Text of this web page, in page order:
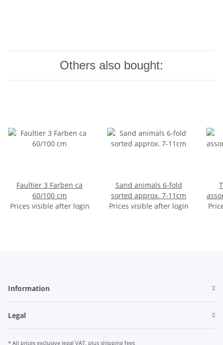
Others also bought:
Faultier 3 Farben ca
60/100 cm
Prices visible after login
Sand animals 6-fold
sorted approx. 7-11cm
Prices visible after login
Information
Legal
* All prices exclusive legal VAT, plus shipping fees